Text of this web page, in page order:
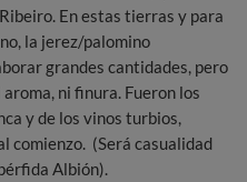
En estas tierras y para
la jerez/palomino
grandes cantidades, pero
ni finura. Fueron los
y de los vinos turbios,
comienzo. (Será casualidad
Albión).